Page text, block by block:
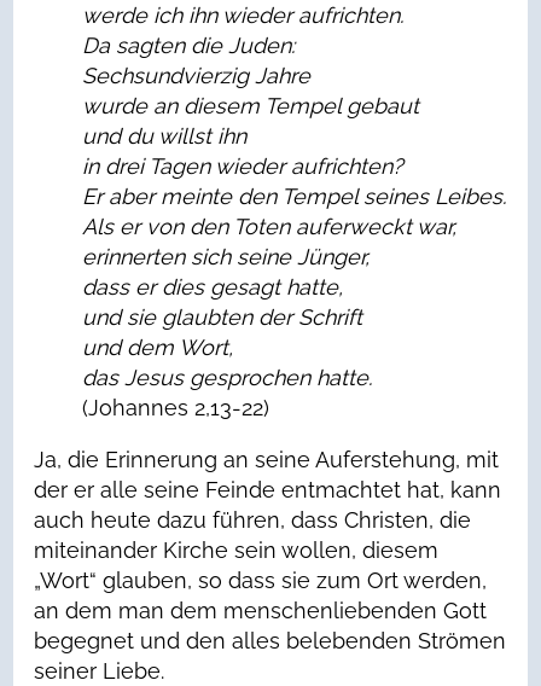
werde ich ihn wieder aufrichten.
Da sagten die Juden:
Sechsundvierzig Jahre
wurde an diesem Tempel gebaut
und du willst ihn
in drei Tagen wieder aufrichten?
Er aber meinte den Tempel seines Leibes.
Als er von den Toten auferweckt war,
erinnerten sich seine Jünger,
dass er dies gesagt hatte,
und sie glaubten der Schrift
und dem Wort,
das Jesus gesprochen hatte.
(Johannes 2,13-22)
Ja, die Erinnerung an seine Auferstehung, mit
der er alle seine Feinde entmachtet hat, kann
auch heute dazu führen, dass Christen, die
miteinander Kirche sein wollen, diesem
„Wort“ glauben, so dass sie zum Ort werden,
an dem man dem menschenliebenden Gott
begegnet und den alles belebenden Strömen
seiner Liebe.